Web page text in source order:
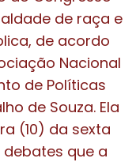
de raça e
de acordo
Nacional
de Políticas
de Souza. Ela
(10) da sexta
que a